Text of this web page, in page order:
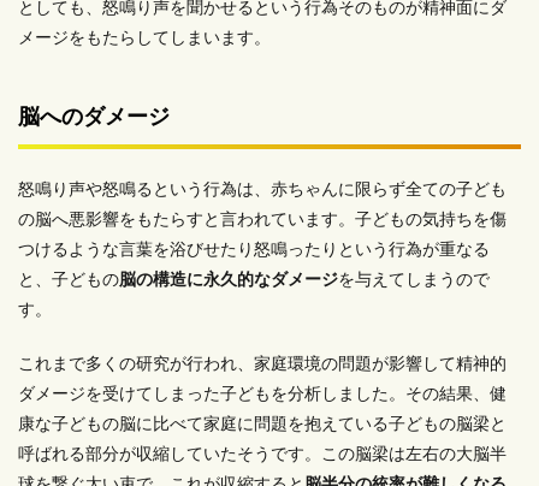
としても、怒鳴り声を聞かせるという行為そのものが精神面にダ
メージをもたらしてしまいます。
脳へのダメージ
怒鳴り声や怒鳴るという行為は、赤ちゃんに限らず全ての子ども
の脳へ悪影響をもたらすと言われています。子どもの気持ちを傷
つけるような言葉を浴びせたり怒鳴ったりという行為が重なる
と、子どもの脳の構造に永久的なダメージを与えてしまうので
す。
これまで多くの研究が行われ、家庭環境の問題が影響して精神的
ダメージを受けてしまった子どもを分析しました。その結果、健
康な子どもの脳に比べて家庭に問題を抱えている子どもの脳梁と
呼ばれる部分が収縮していたそうです。この脳梁は左右の大脳半